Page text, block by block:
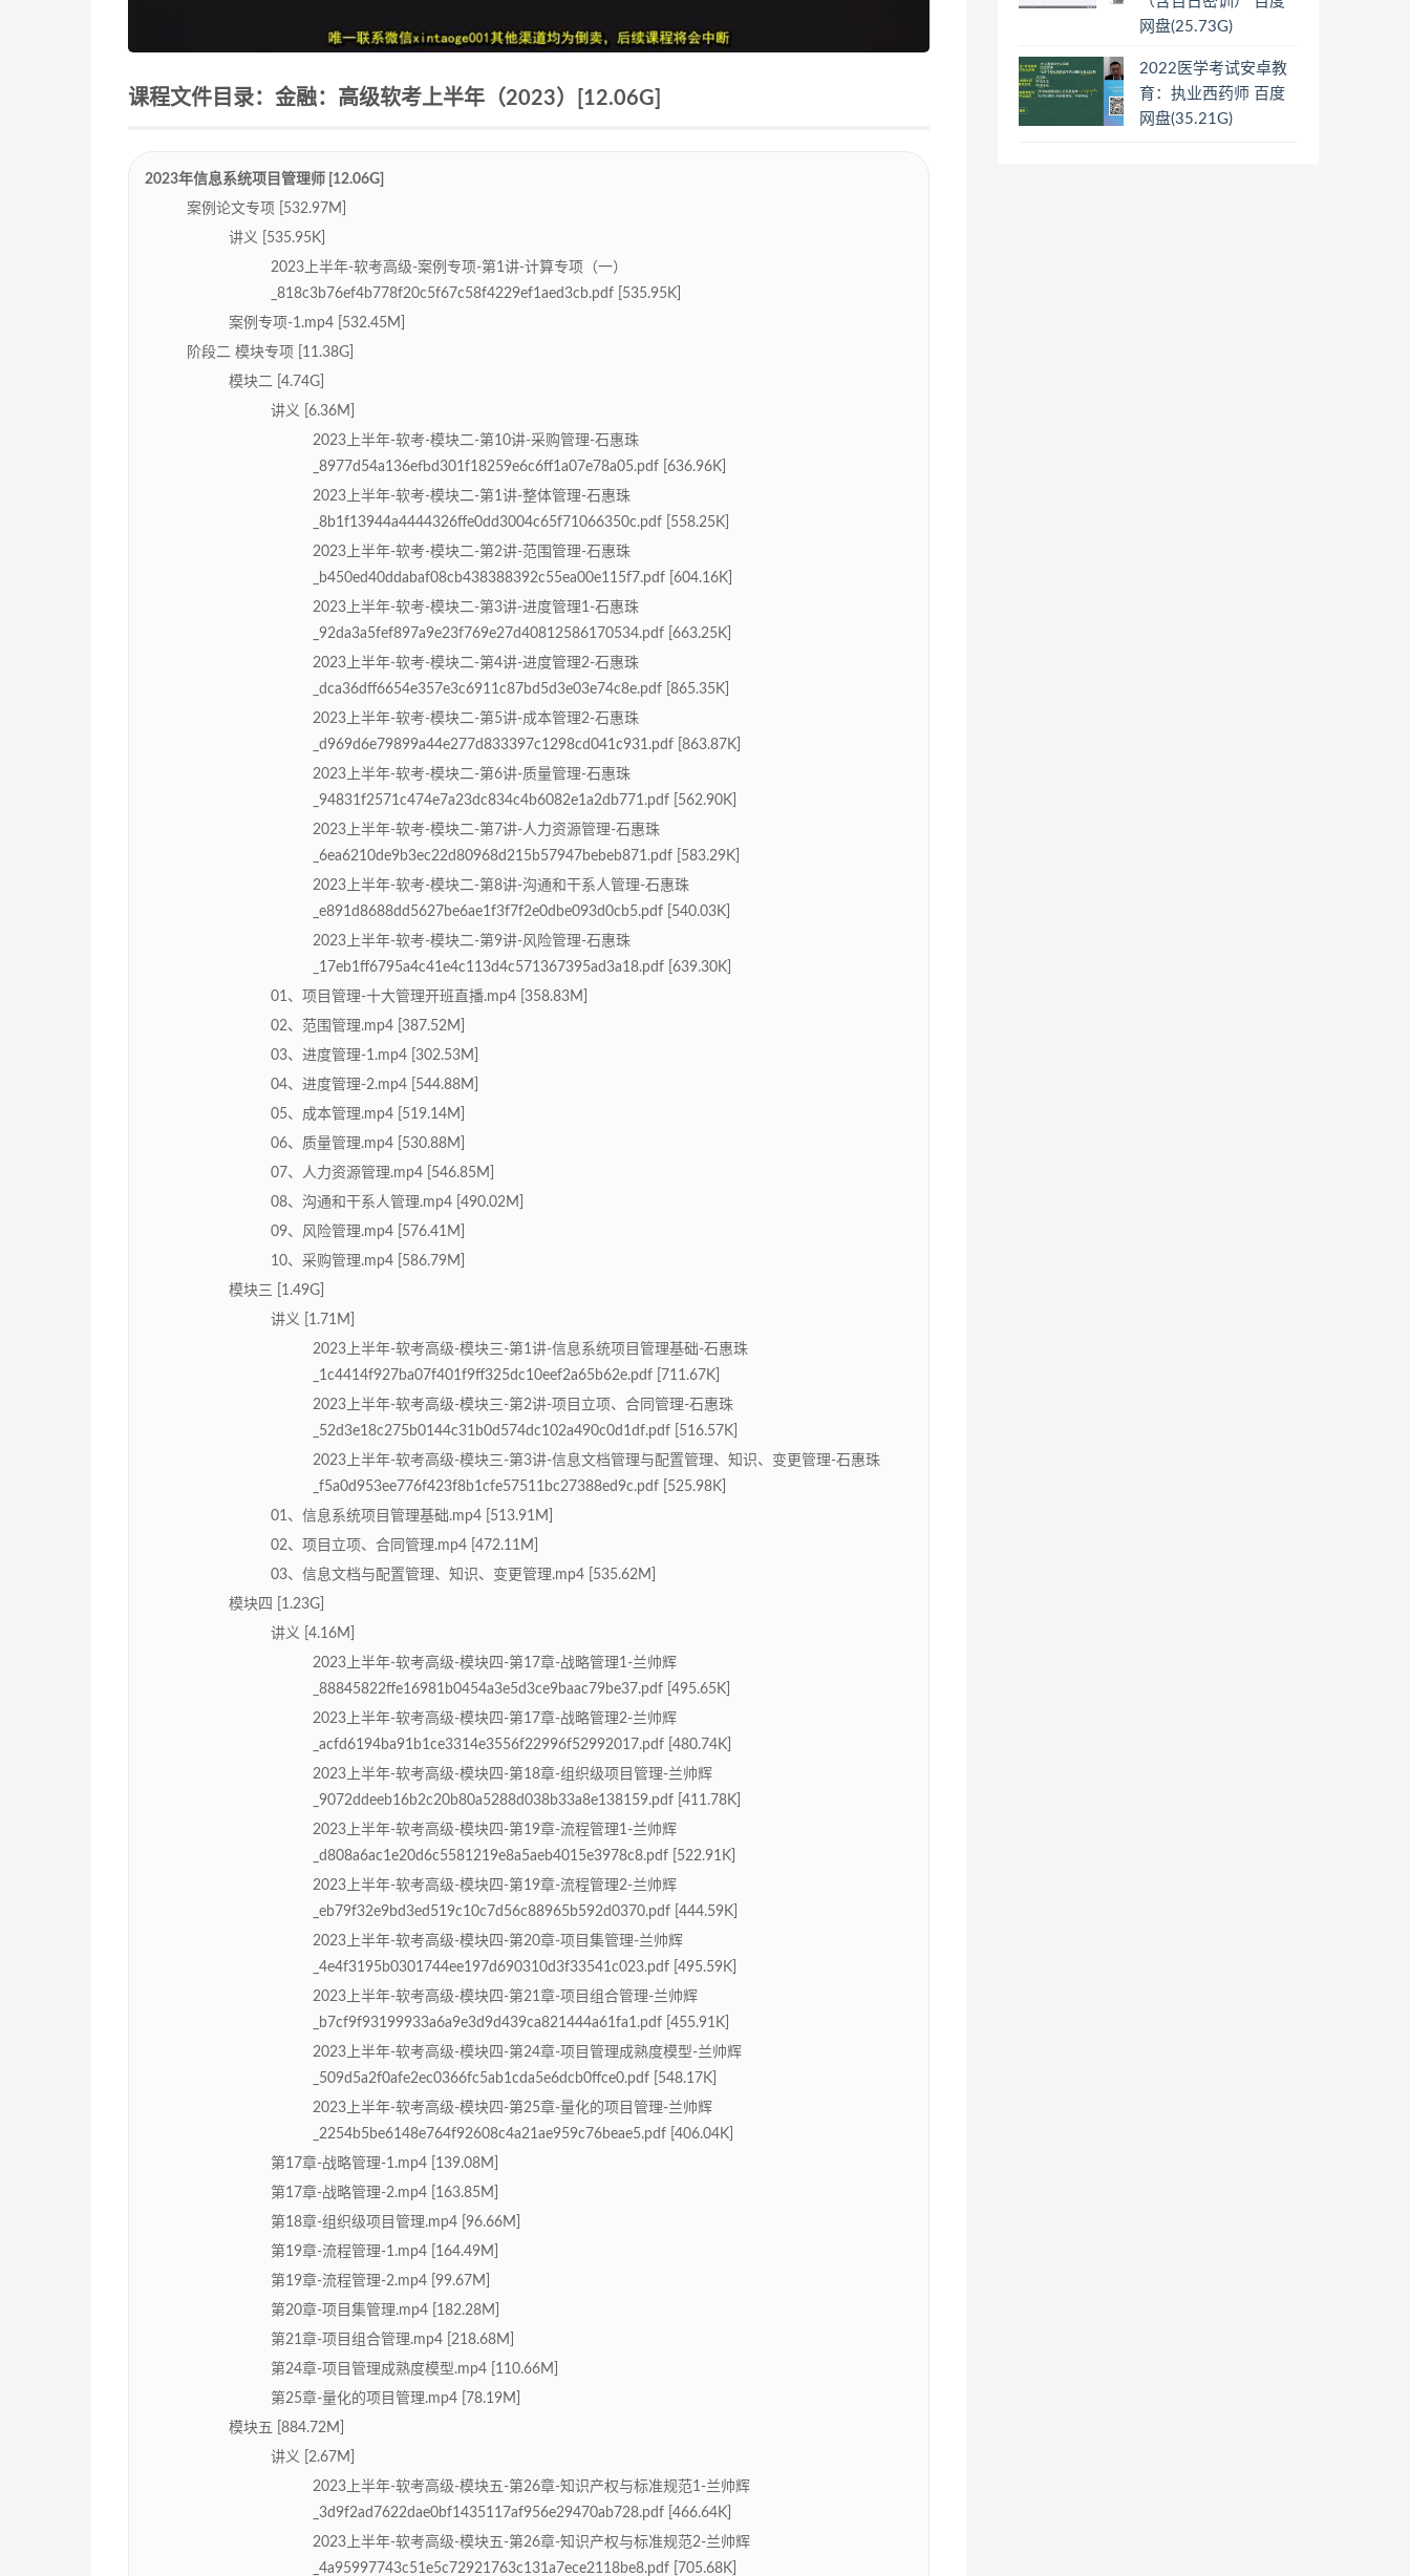
课程文件目录：金融：高级软考上半年（2023）[12.06G]
2023年信息系统项目管理师 [12.06G]
案例论文专项 [532.97M]
讲义 [535.95K]
2023上半年-软考高级-案例专项-第1讲-计算专项（一）
_818c3b76ef4b778f20c5f67c58f4229ef1aed3cb.pdf [535.95K]
案例专项-1.mp4 [532.45M]
阶段二 模块专项 [11.38G]
模块二 [4.74G]
讲义 [6.36M]
2023上半年-软考-模块二-第10讲-采购管理-石惠珠
_8977d54a136efbd301f18259e6c6ff1a07e78a05.pdf [636.96K]
2023上半年-软考-模块二-第1讲-整体管理-石惠珠
_8b1f13944a4444326ffe0dd3004c65f71066350c.pdf [558.25K]
2023上半年-软考-模块二-第2讲-范围管理-石惠珠
_b450ed40ddabaf08cb438388392c55ea00e115f7.pdf [604.16K]
2023上半年-软考-模块二-第3讲-进度管理1-石惠珠
_92da3a5fef897a9e23f769e27d40812586170534.pdf [663.25K]
2023上半年-软考-模块二-第4讲-进度管理2-石惠珠
_dca36dff6654e357e3c6911c87bd5d3e03e74c8e.pdf [865.35K]
2023上半年-软考-模块二-第5讲-成本管理2-石惠珠
_d969d6e79899a44e277d833397c1298cd041c931.pdf [863.87K]
2023上半年-软考-模块二-第6讲-质量管理-石惠珠
_94831f2571c474e7a23dc834c4b6082e1a2db771.pdf [562.90K]
2023上半年-软考-模块二-第7讲-人力资源管理-石惠珠
_6ea6210de9b3ec22d80968d215b57947bebeb871.pdf [583.29K]
2023上半年-软考-模块二-第8讲-沟通和干系人管理-石惠珠
_e891d8688dd5627be6ae1f3f7f2e0dbe093d0cb5.pdf [540.03K]
2023上半年-软考-模块二-第9讲-风险管理-石惠珠
_17eb1ff6795a4c41e4c113d4c571367395ad3a18.pdf [639.30K]
01、项目管理-十大管理开班直播.mp4 [358.83M]
02、范围管理.mp4 [387.52M]
03、进度管理-1.mp4 [302.53M]
04、进度管理-2.mp4 [544.88M]
05、成本管理.mp4 [519.14M]
06、质量管理.mp4 [530.88M]
07、人力资源管理.mp4 [546.85M]
08、沟通和干系人管理.mp4 [490.02M]
09、风险管理.mp4 [576.41M]
10、采购管理.mp4 [586.79M]
模块三 [1.49G]
讲义 [1.71M]
2023上半年-软考高级-模块三-第1讲-信息系统项目管理基础-石惠珠
_1c4414f927ba07f401f9ff325dc10eef2a65b62e.pdf [711.67K]
2023上半年-软考高级-模块三-第2讲-项目立项、合同管理-石惠珠
_52d3e18c275b0144c31b0d574dc102a490c0d1df.pdf [516.57K]
2023上半年-软考高级-模块三-第3讲-信息文档管理与配置管理、知识、变更管理-石惠珠
_f5a0d953ee776f423f8b1cfe57511bc27388ed9c.pdf [525.98K]
01、信息系统项目管理基础.mp4 [513.91M]
02、项目立项、合同管理.mp4 [472.11M]
03、信息文档与配置管理、知识、变更管理.mp4 [535.62M]
模块四 [1.23G]
讲义 [4.16M]
2023上半年-软考高级-模块四-第17章-战略管理1-兰帅辉
_88845822ffe16981b0454a3e5d3ce9baac79be37.pdf [495.65K]
2023上半年-软考高级-模块四-第17章-战略管理2-兰帅辉
_acfd6194ba91b1ce3314e3556f22996f52992017.pdf [480.74K]
2023上半年-软考高级-模块四-第18章-组织级项目管理-兰帅辉
_9072ddeeb16b2c20b80a5288d038b33a8e138159.pdf [411.78K]
2023上半年-软考高级-模块四-第19章-流程管理1-兰帅辉
_d808a6ac1e20d6c5581219e8a5aeb4015e3978c8.pdf [522.91K]
2023上半年-软考高级-模块四-第19章-流程管理2-兰帅辉
_eb79f32e9bd3ed519c10c7d56c88965b592d0370.pdf [444.59K]
2023上半年-软考高级-模块四-第20章-项目集管理-兰帅辉
_4e4f3195b0301744ee197d690310d3f33541c023.pdf [495.59K]
2023上半年-软考高级-模块四-第21章-项目组合管理-兰帅辉
_b7cf9f93199933a6a9e3d9d439ca821444a61fa1.pdf [455.91K]
2023上半年-软考高级-模块四-第24章-项目管理成熟度模型-兰帅辉
_509d5a2f0afe2ec0366fc5ab1cda5e6dcb0ffce0.pdf [548.17K]
2023上半年-软考高级-模块四-第25章-量化的项目管理-兰帅辉
_2254b5be6148e764f92608c4a21ae959c76beae5.pdf [406.04K]
第17章-战略管理-1.mp4 [139.08M]
第17章-战略管理-2.mp4 [163.85M]
第18章-组织级项目管理.mp4 [96.66M]
第19章-流程管理-1.mp4 [164.49M]
第19章-流程管理-2.mp4 [99.67M]
第20章-项目集管理.mp4 [182.28M]
第21章-项目组合管理.mp4 [218.68M]
第24章-项目管理成熟度模型.mp4 [110.66M]
第25章-量化的项目管理.mp4 [78.19M]
模块五 [884.72M]
讲义 [2.67M]
2023上半年-软考高级-模块五-第26章-知识产权与标准规范1-兰帅辉
_3d9f2ad7622dae0bf1435117af956e29470ab728.pdf [466.64K]
2023上半年-软考高级-模块五-第26章-知识产权与标准规范2-兰帅辉
_4a95997743c51e5c72921763c131a7ece2118be8.pdf [705.68K]
网盘(25.73G)
2022医学考试安卓教
育：执业西药师 百度
网盘(35.21G)